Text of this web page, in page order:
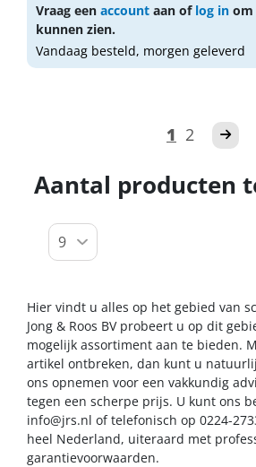
Vraag een account aan of log in om
kunnen zien.
Vandaag besteld, morgen geleverd
1 2
Aantal producten
Hier vindt u alles op het gebied van
Jong & Roos BV probeert u op dit
mogelijk assortiment aan te bieden.
artikel ontbreken, dan kunt u
ons opnemen voor een vakkundig
tegen een scherpe prijs. U kunt ons
info@jrs.nl of telefonisch op 0224-
heel Nederland, uiteraard met
garantievoorwaarden.